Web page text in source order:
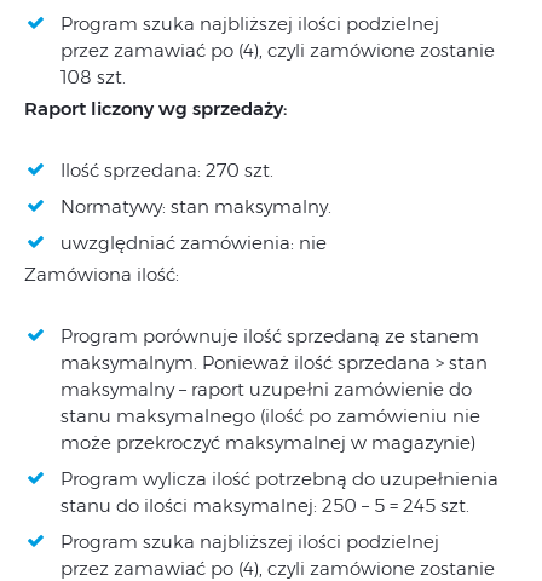
Program szuka najbliższej ilości podzielnej
przez zamawiać po (4), czyli zamówione zostanie
108 szt.
Raport liczony wg sprzedaży:
Ilość sprzedana: 270 szt.
Normatywy: stan maksymalny.
uwzględniać zamówienia: nie
Zamówiona ilość:
Program porównuje ilość sprzedaną ze stanem
maksymalnym. Ponieważ ilość sprzedana > stan
maksymalny – raport uzupełni zamówienie do
stanu maksymalnego (ilość po zamówieniu nie
może przekroczyć maksymalnej w magazynie)
Program wylicza ilość potrzebną do uzupełnienia
stanu do ilości maksymalnej: 250 – 5 = 245 szt.
Program szuka najbliższej ilości podzielnej
przez zamawiać po (4), czyli zamówione zostanie